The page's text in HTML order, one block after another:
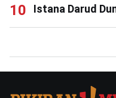
Istana Darud